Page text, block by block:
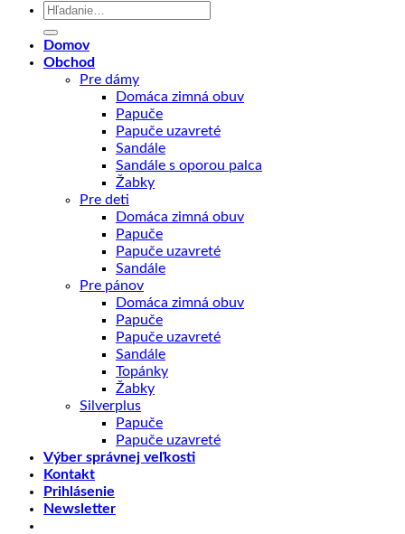
Hľadať:
Domov
Obchod
Pre dámy
Domáca zimná obuv
Papuče
Papuče uzavreté
Sandále
Sandále s oporou palca
Žabky
Pre deti
Domáca zimná obuv
Papuče
Papuče uzavreté
Sandále
Pre pánov
Domáca zimná obuv
Papuče
Papuče uzavreté
Sandále
Topánky
Žabky
Silverplus
Papuče
Papuče uzavreté
Výber správnej veľkosti
Kontakt
Prihlásenie
Newsletter